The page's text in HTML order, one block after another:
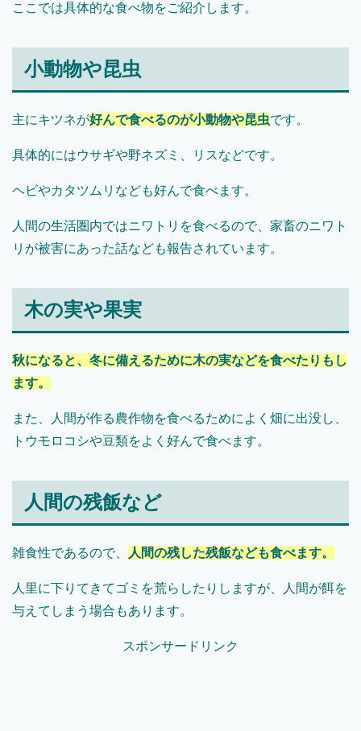
ここでは具体的な食べ物をご紹介します。
小動物や昆虫
主にキツネが好んで食べるのが小動物や昆虫です。
具体的にはウサギや野ネズミ、リスなどです。
ヘビやカタツムリなども好んで食べます。
人間の生活圏内ではニワトリを食べるので、家畜のニワト
リが被害にあった話なども報告されています。
木の実や果実
秋になると、冬に備えるために木の実などを食べたりもし
ます。
また、人間が作る農作物を食べるためによく畑に出没し、
トウモロコシや豆類をよく好んで食べます。
人間の残飯など
雑食性であるので、 人間の残した残飯なども食べます。
人里に下りてきてゴミを荒らしたりしますが、人間が餌を
与えてしまう場合もあります。
スポンサードリンク